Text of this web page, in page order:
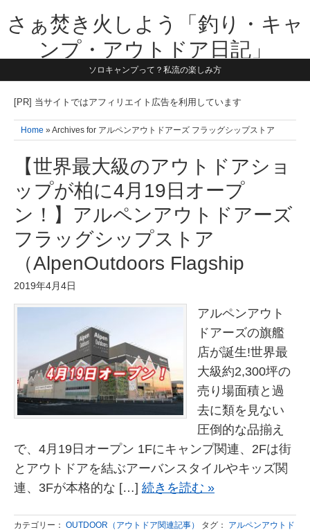
さぁ焚き火しよう「釣り・キャ
ンプ・アウトドア日記」
【テーマは子供と一緒に本気で遊ぶ】1981年うまれ・横浜在住。妻と3
す。同じ世代のお父さんに読んで頂けたら嬉しいです！よろしくお願い
ソロキャンプって？私流の楽しみ方
[PR] 当サイトではアフィリエイト広告を利用しています
Home » Archives for アルペンアウトドアーズ フラッグシップストア
【世界最大級のアウトドアショ
ップが柏に4月19日オープ
ン！】アルペンアウトドアーズ
フラッグシップストア
（AlpenOutdoors Flagship
2019年4月4日
アルペンアウト
ドアーズの旗艦
店が誕生!世界最
大級約2,300坪の
売り場面積と過
去に類を見ない
圧倒的な品揃え
で、4月19日オープン 1Fにキャンプ関連、2Fは街
とアウトドアを結ぶアーバンスタイルやキッズ関
連、3Fが本格的な […] 続きを読む »
カテゴリー： OUTDOOR（アウトドア関連記事） タグ： アルペンアウトド